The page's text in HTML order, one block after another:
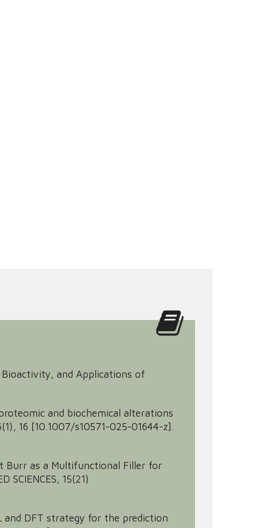
and Applications of
and biochemical alterations
16 [10.1007/s10571-025-01644-z].
Burr as a Multifunctional Filler for
15(21)
and DFT strategy for the prediction